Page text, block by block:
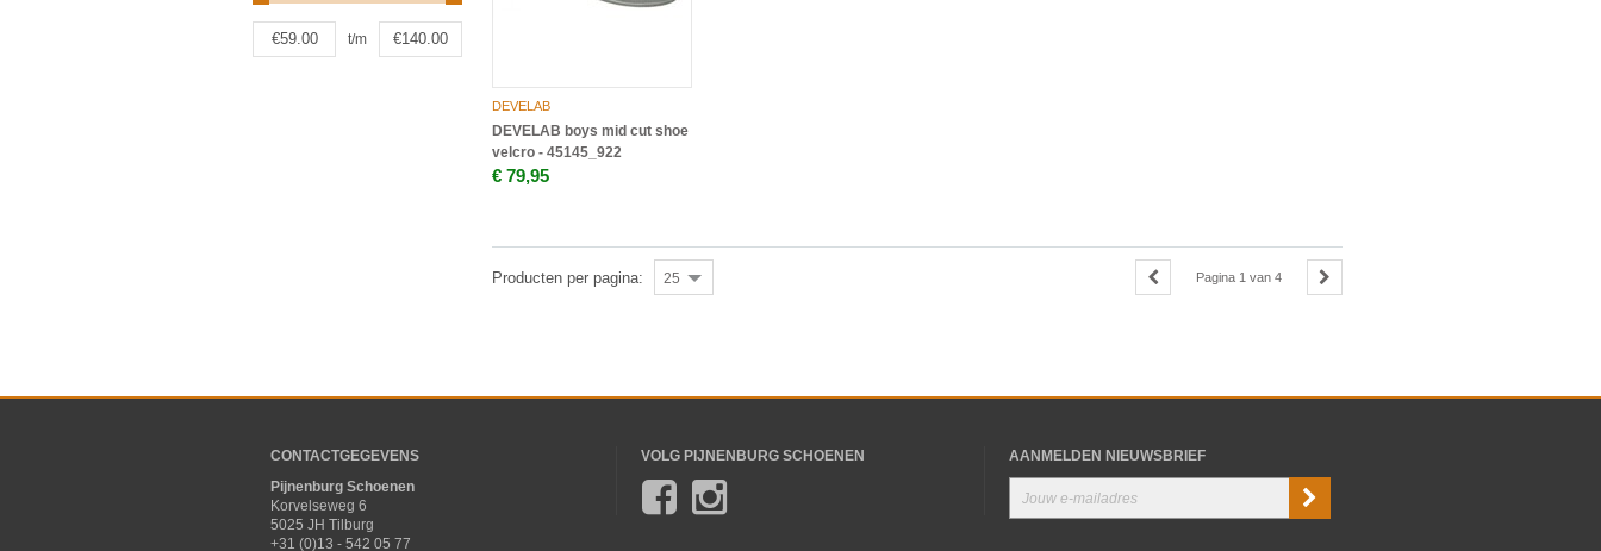
t/m
DEVELAB
DEVELAB boys mid cut shoe
velcro - 45145_922
€ 79,95
Producten per pagina: 25 Pagina 1 van 4
CONTACTGEGEVENS
Pijnenburg Schoenen
Korvelseweg 6
5025 JH Tilburg
+31 (0)13 - 542 05 77
VOLG PIJNENBURG SCHOENEN AANMELDEN NIEUWSBRIEF